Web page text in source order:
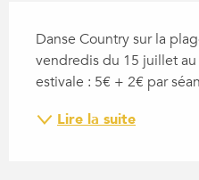
Danse Country sur la
vendredis du 15 juillet
estivale : 5€ + 2€ par
Lire la suite